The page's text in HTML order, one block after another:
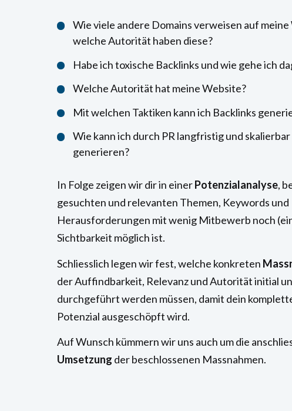
Wie viele andere Domains verweisen auf
welche Autorität haben diese?
Habe ich toxische Backlinks und wie gehe ich
Welche Autorität hat meine Website?
Mit welchen Taktiken kann ich Backlinks
Wie kann ich durch PR langfristig und
generieren?
In Folge zeigen wir dir in einerPotenzialanalyse,
gesuchten und relevanten Themen, Keywords und
Herausforderungen mit wenig Mitbewerb noch
Sichtbarkeit möglich ist.
Schliesslich legen wir fest, welche konkreten
der Auffindbarkeit, Relevanz und Autorität initial
durchgeführt werden müssen, damit dein
Potenzial ausgeschöpft wird.
Auf Wunsch kümmern wir uns auch um die
Umsetzung der beschlossenen Massnahmen.